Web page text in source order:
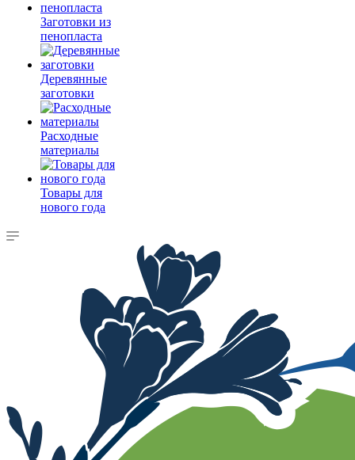
Заготовки из
пенопласта
Деревянные
заготовки
Расходные
материалы
Товары для
нового года